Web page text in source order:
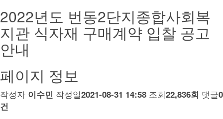
2022년도 번동2단지종합사회복
지관 식자재 구매계약 입찰 공고
안내
페이지 정보
작성자 이수민 작성일2021-08-31 14:58 조회22,836회 댓글0
건